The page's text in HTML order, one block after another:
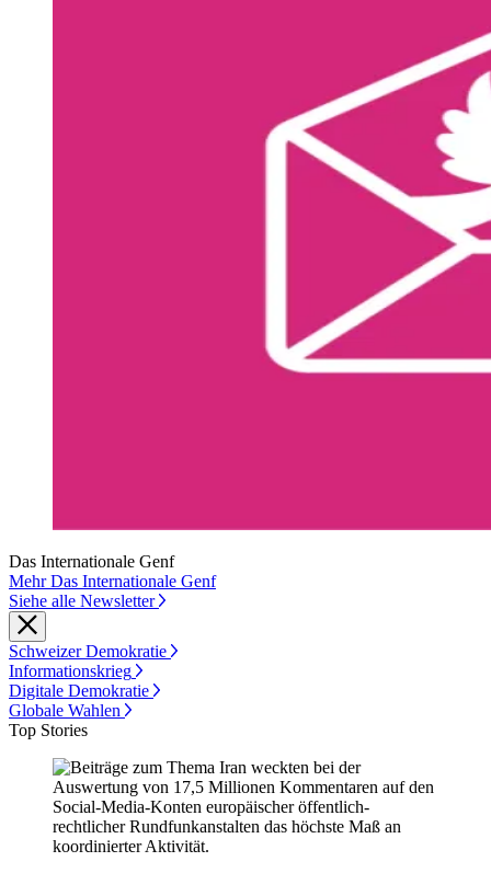
Das Internationale Genf
Mehr Das Internationale Genf
Siehe alle Newsletter
Schweizer Demokratie
Informationskrieg
Digitale Demokratie
Globale Wahlen
Top Stories